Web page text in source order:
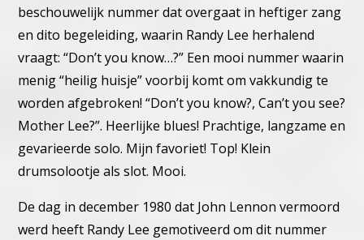
beschouwelijk nummer dat overgaat in heftiger zang
en dito begeleiding, waarin Randy Lee herhalend
vraagt: “Don’t you know…?” Een mooi nummer waarin
menig “heilig huisje” voorbij komt om vakkundig te
worden afgebroken! “Don’t you know?, Can’t you see?
Mother Lee?”. Heerlijke blues! Prachtige, langzame en
gevarieerde solo. Mijn favoriet! Top! Klein
drumsolootje als slot. Mooi.
De dag in december 1980 dat John Lennon vermoord
werd heeft Randy Lee gemotiveerd om dit nummer